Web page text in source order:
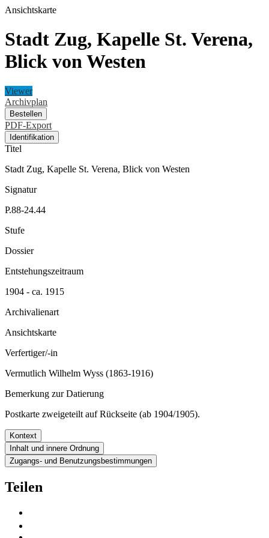
Ansichtskarte
Stadt Zug, Kapelle St. Verena,
Blick von Westen
Viewer
Archivplan
Bestellen
PDF-Export
Identifikation
Titel
Stadt Zug, Kapelle St. Verena, Blick von Westen
Signatur
P.88-24.44
Stufe
Dossier
Entstehungszeitraum
1904 - ca. 1915
Archivalienart
Ansichtskarte
Verfertiger/-in
Vermutlich Wilhelm Wyss (1863-1916)
Bemerkung zur Datierung
Postkarte zweigeteilt auf Rückseite (ab 1904/1905).
Kontext
Inhalt und innere Ordnung
Zugangs- und Benutzungsbestimmungen
Teilen